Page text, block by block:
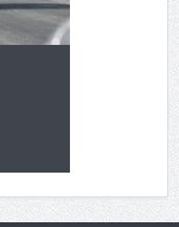
Qué es